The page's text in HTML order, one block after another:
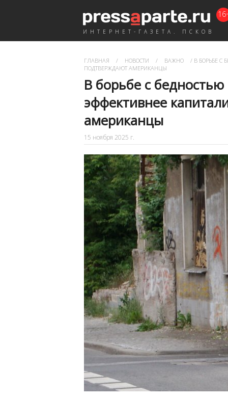
ИНТЕРНЕТ-ГАЗЕТА. ПСКОВ
ГЛАВНАЯ / НОВОСТИ / ВАЖНО / В БОРЬБЕ С
ПОДТВЕРЖДАЮТ АМЕРИКАНЦЫ
В борьбе с
эффективнее
американцы
15 ноября 2025 г.